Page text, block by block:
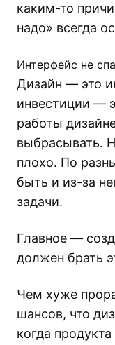
каким-то
надо» всегда
Интерфейс не
Дизайн — это
инвестиции —
работы
выбрасывать.
плохо. По
быть и из-за
задачи.
Главное —
должен брать
Чем хуже
шансов, что
когда